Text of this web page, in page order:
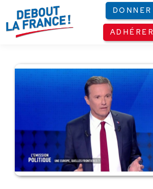
DONNER
ADHÉRER
Panneau de gestion des cookies